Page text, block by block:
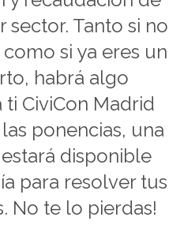
sector. Tanto si no
como si ya eres un
habrá algo
CiviCon Madrid
ponencias, una
disponible
para resolver tus
No te lo pierdas!